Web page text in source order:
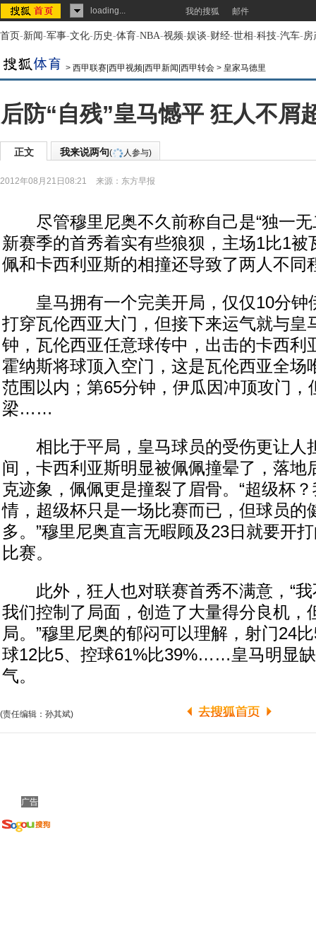
loading... 我的搜狐 邮件
首页-新闻-军事-文化-历史-体育-NBA-视频-娱谈-财经-世相-科技-汽车-房
> 西甲联赛|西甲视频|西甲新闻|西甲转会 > 皇家马德里
后防“自残”皇马憾平 狂人不屑
正文 我来说两句( 人参与)
2012年08月21日08:21 来源： 东方早报
尽管穆里尼奥不久前称自己是“独一无
新赛季的首秀着实有些狼狈，主场1比1被
佩和卡西利亚斯的相撞还导致了两人不同
皇马拥有一个完美开局，仅仅10分钟
打穿瓦伦西亚大门，但接下来运气就与皇
钟，瓦伦西亚任意球传中，出击的卡西利
霍纳斯将球顶入空门，这是瓦伦西亚全场
范围以内；第65分钟，伊瓜因冲顶攻门，
梁……
相比于平局，皇马球员的受伤更让人
间，卡西利亚斯明显被佩佩撞晕了，落地
克迹象，佩佩更是撞裂了眉骨。“超级杯
情，超级杯只是一场比赛而已，但球员的
多。”穆里尼奥直言无暇顾及23日就要开
比赛。
此外，狂人也对联赛首秀不满意，“我
我们控制了局面，创造了大量得分良机，
局。”穆里尼奥的郁闷可以理解，射门24
球12比5、控球61%比39%……皇马明显
气。
(责任编辑：孙其斌)
广告